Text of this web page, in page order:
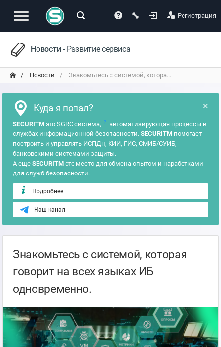
Регистрация
Новости- Развитие сервиса
Новости Знакомьтесь с системой, котора...
×
Куда я попал?
SECURITM это SGRC система, ?
автоматизирующая процессы в
службах информационной безопасности. SECURITM помогает
построить и управлять ИСПДн, КИИ, ГИС, СМИБ/СУИБ,
банковскими системами защиты.
А еще SECURITM это место для обмена опытом и наработками
для служб безопасности.
Подробнее
Наш канал
Знакомьтесь с системой, которая
говорит на всех языках ИБ
одновременно.